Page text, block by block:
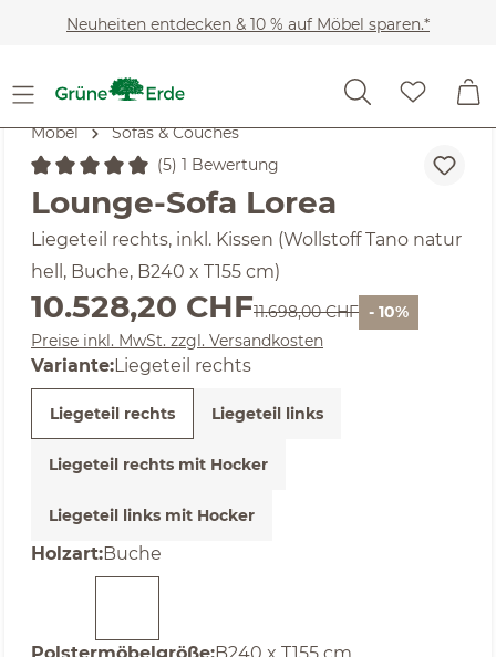
Zum Hauptinhalt springen
Neuheiten entdecken & 10 % auf Möbel sparen.*
Möbel Sofas & Couches
Durchschnittliche Bewertung von 5 von 5 Sternen
(5) 1 Bewertung
Lounge-Sofa Lorea
Liegeteil rechts, inkl. Kissen (Wollstoff Tano natur
hell, Buche, B240 x T155 cm)
Verkaufspreis:
10.528,20 CHFRegulärer Preis:
11.698,00 CHF - 10%
Preise inkl. MwSt. zzgl. Versandkosten
Variante:Liegeteil rechts
Liegeteil rechts Liegeteil links
Liegeteil rechts mit Hocker
Liegeteil links mit Hocker
Holzartauswählen
:Buche
auswählen